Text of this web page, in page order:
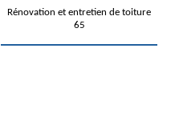
Rénovation et entretien de toiture
65